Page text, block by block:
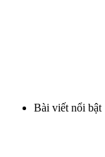
Bài viết nổi bật